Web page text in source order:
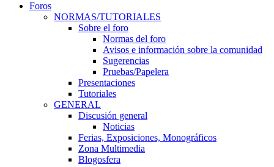
Foros
NORMAS/TUTORIALES
Sobre el foro
Normas del foro
Avisos e información sobre la comunidad
Sugerencias
Pruebas/Papelera
Presentaciones
Tutoriales
GENERAL
Discusión general
Noticias
Ferias, Exposiciones, Monográficos
Zona Multimedia
Blogosfera